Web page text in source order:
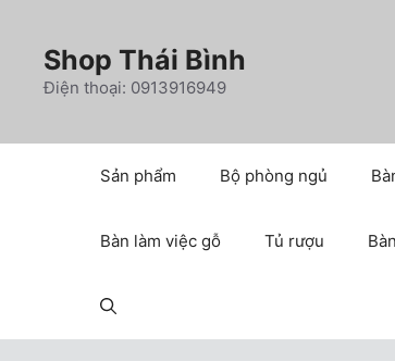
dung
Shop Thái Bình
Điện thoại: 0913916949
Sản phẩm Bộ phòng ngủ
Bàn làm việc gỗ Tủ rượu